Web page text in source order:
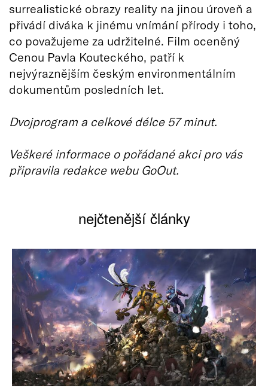
surrealistické obrazy reality na jinou úroveň a
přivádí diváka k jinému vnímání přírody i toho,
co považujeme za udržitelné. Film oceněný
Cenou Pavla Kouteckého, patří k
nejvýraznějším českým environmentálním
dokumentům posledních let.
Dvojprogram a celkové délce 57 minut.
Veškeré informace o pořádané akci pro vás
připravila redakce webu GoOut.
nejčtenější články